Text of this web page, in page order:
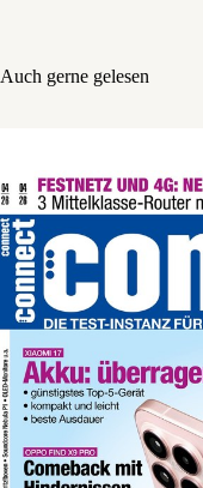
Auch gerne gelesen